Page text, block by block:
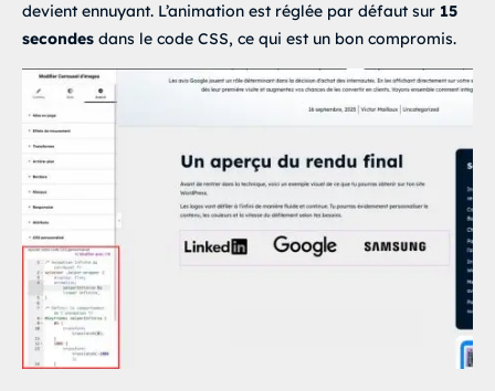
devient ennuyant. L’animation est réglée par défaut sur 15
secondes dans le code CSS, ce qui est un bon compromis.